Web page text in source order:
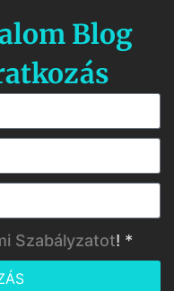
Blog
Szabályzatot! *